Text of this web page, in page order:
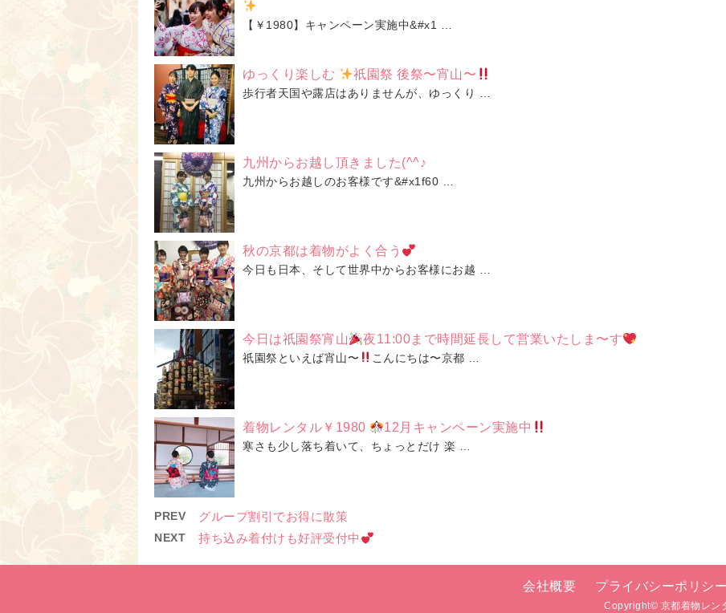
【￥1980】キャンペーン実施中&#x1 …
ゆっくり楽しむ 祇園祭 後祭〜宵山〜
歩行者天国や露店はありませんが、ゆっくり …
九州からお越し頂きました(^^♪
九州からお越しのお客様です&#x1f60 …
秋の京都は着物がよく合う
今日も日本、そして世界中からお客様にお越 …
今日は祇園祭宵山 夜11:00まで時間延長して営業いたしま〜す
祇園祭といえば宵山〜 こんにちは〜京都 …
着物レンタル￥1980 12月キャンペーン実施中
寒さも少し落ち着いて、ちょっとだけ 楽 …
PREV グループ割引でお得に散策
NEXT 持ち込み着付けも好評受付中
会社概要 プライバシーポリシー
Copyright© 京都着物レン